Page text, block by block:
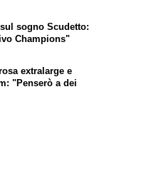
sogno Scudetto:
Champions"
extralarge e
"Penserò a dei